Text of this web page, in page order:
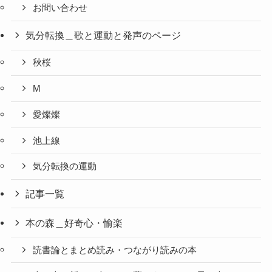
お問い合わせ
気分転換＿歌と運動と発声のページ
秋桜
M
愛燦燦
池上線
気分転換の運動
記事一覧
本の森＿好奇心・愉楽
読書論とまとめ読み・つながり読みの本